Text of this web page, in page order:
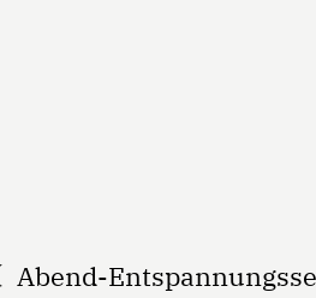
Abend-